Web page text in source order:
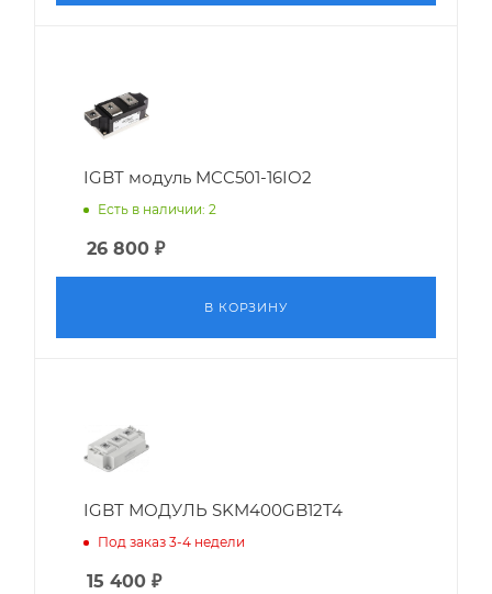
IGBT модуль MCC501-16IO2
Есть в наличии: 2
26 800 ₽
В КОРЗИНУ
IGBT МОДУЛЬ SKM400GB12T4
Под заказ 3-4 недели
15 400 ₽